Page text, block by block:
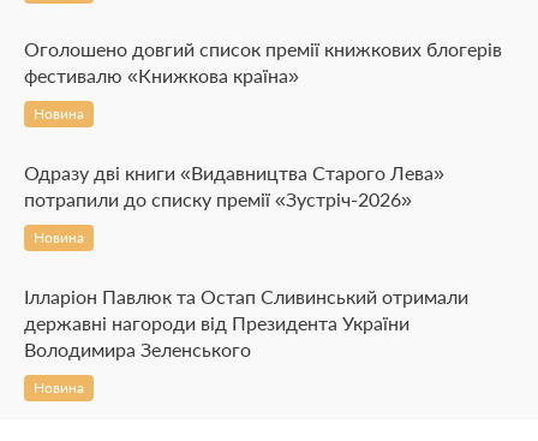
Оголошено довгий список премії книжкових блогерів
фестивалю «Книжкова країна»
Новина
Одразу дві книги «Видавництва Старого Лева»
потрапили до списку премії «Зустріч-2026»
Новина
Ілларіон Павлюк та Остап Сливинський отримали
державні нагороди від Президента України
Володимира Зеленського
Новина